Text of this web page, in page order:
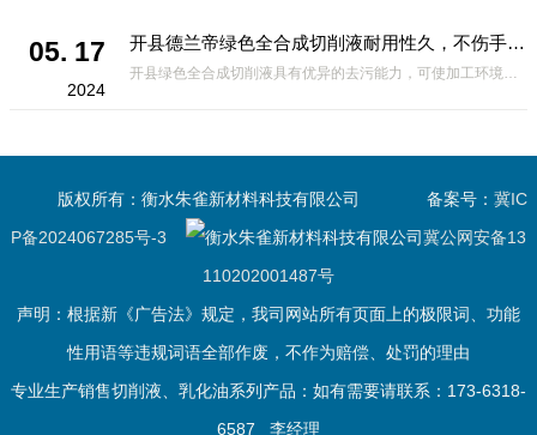
05. 17
2024
开县德兰帝绿色全合成切削液耐用性久，不伤手无刺鼻性气味
版权所有：衡水朱雀新材料科技有限公司 备案号： 冀IC
P备2024067285号-3
冀公网安备13
110202001487号
声明：根据新《广告法》规定，我司网站所有页面上的极限词、功能
性用语等违规词语全部作废，不作为赔偿、处罚的理由
专业生产销售切削液、乳化油系列产品：如有需要请联系：173-6318-
6587 李经理